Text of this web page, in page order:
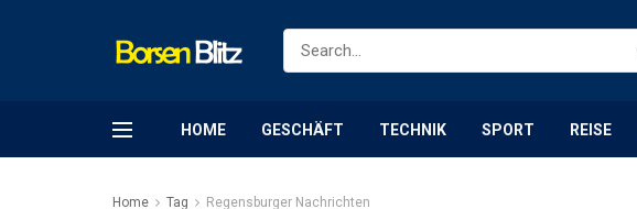
HOME GESCHÄFT TECHNIK SPORT REISE
Home Tag Regensburger Nachrichten